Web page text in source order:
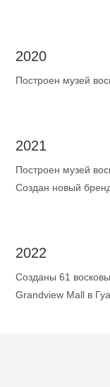
2020
Построен музей
2021
Построен музей
Создан новый
2022
Созданы 61
Grandview Mall в